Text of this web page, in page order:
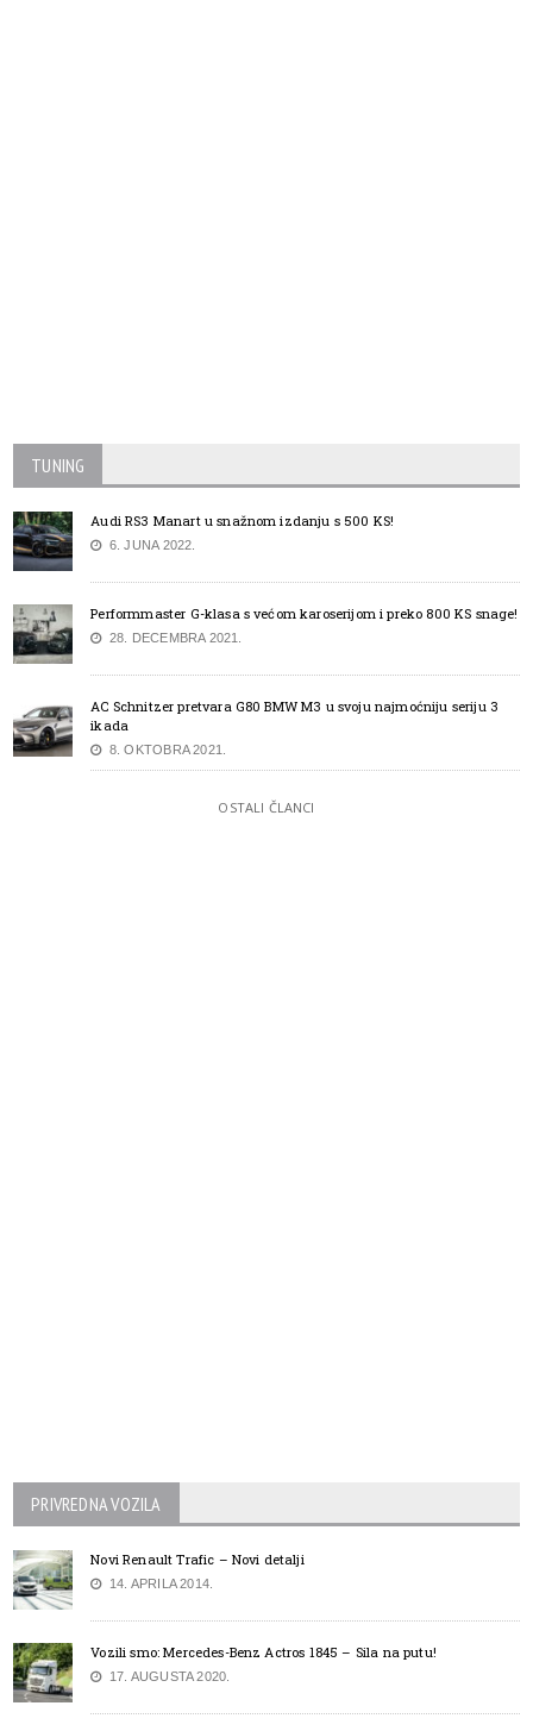
TUNING
Audi RS3 Manart u snažnom izdanju s 500 KS!
6. JUNA 2022.
Performmaster G-klasa s većom karoserijom i preko 800 KS snage!
28. DECEMBRA 2021.
AC Schnitzer pretvara G80 BMW M3 u svoju najmoćniju seriju 3
ikada
8. OKTOBRA 2021.
OSTALI ČLANCI
PRIVREDNA VOZILA
Novi Renault Trafic – Novi detalji
14. APRILA 2014.
Vozili smo: Mercedes-Benz Actros 1845 – Sila na putu!
17. AUGUSTA 2020.